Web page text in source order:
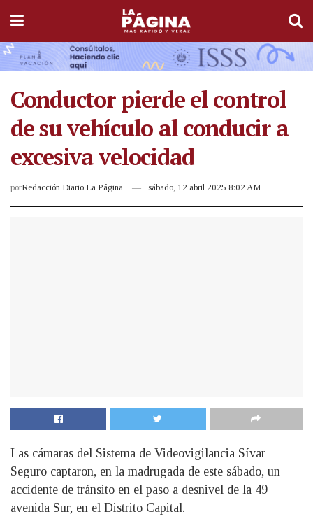
Conductor pierde el control
de su vehículo al conducir a
excesiva velocidad
porRedacción Diario La Página sábado, 12 abril 2025 8:02 AM
Las cámaras del Sistema de Videovigilancia Sívar
Seguro captaron, en la madrugada de este sábado, un
accidente de tránsito en el paso a desnivel de la 49
avenida Sur, en el Distrito Capital.